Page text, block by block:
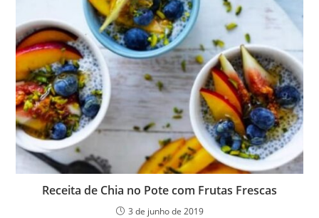
Receita de Chia no Pote com Frutas Frescas
3 de junho de 2019